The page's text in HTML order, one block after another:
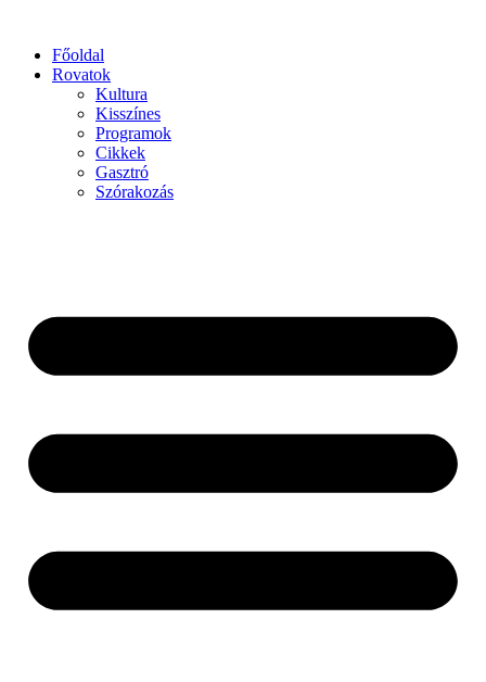
Főoldal
Rovatok
Kultura
Kisszínes
Programok
Cikkek
Gasztró
Szórakozás